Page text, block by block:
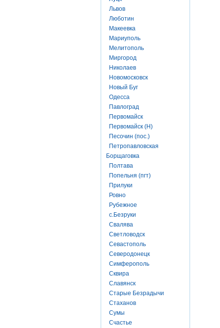
Львов
Люботин
Макеевка
Мариуполь
Мелитополь
Миргород
Николаев
Новомосковск
Новый Буг
Одесса
Павлоград
Первомайск
Первомайск (Н)
Песочин (пос.)
Петропавловская
Борщаговка
Полтава
Попельня (пгт)
Прилуки
Ровно
Рубежное
с.Безруки
Свалява
Светловодск
Севастополь
Северодонецк
Симферополь
Сквира
Славянск
Старые Безрадычи
Стаханов
Сумы
Счастье